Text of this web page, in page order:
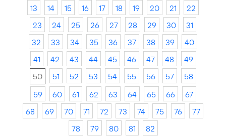
13
14 15 16 17 18 19 20 21
22
23
24 25 26 27 28 29 30
31
32
33 34 35 36 37 38 39
40
41
42 43 44 45 46 47 48
49
50
51 52 53 54 55 56 57
58
59
60 61 62 63 64 65 66
67
68
69 70 71 72 73 74 75 76
77
78
79 80 81 82